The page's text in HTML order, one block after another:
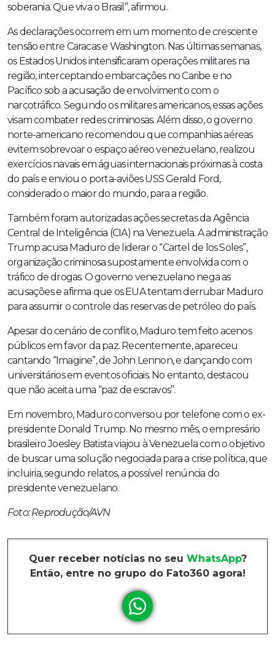
soberania. Que viva o Brasil”, afirmou.
As declarações ocorrem em um momento de crescente
tensão entre Caracas e Washington. Nas últimas semanas,
os Estados Unidos intensificaram operações militares na
região, interceptando embarcações no Caribe e no
Pacífico sob a acusação de envolvimento com o
narcotráfico. Segundo os militares americanos, essas ações
visam combater redes criminosas. Além disso, o governo
norte-americano recomendou que companhias aéreas
evitem sobrevoar o espaço aéreo venezuelano, realizou
exercícios navais em águas internacionais próximas à costa
do país e enviou o porta-aviões USS Gerald Ford,
considerado o maior do mundo, para a região.
Também foram autorizadas ações secretas da Agência
Central de Inteligência (CIA) na Venezuela. A administração
Trump acusa Maduro de liderar o “Cartel de los Soles”,
organização criminosa supostamente envolvida com o
tráfico de drogas. O governo venezuelano nega as
acusações e afirma que os EUA tentam derrubar Maduro
para assumir o controle das reservas de petróleo do país.
Apesar do cenário de conflito, Maduro tem feito acenos
públicos em favor da paz. Recentemente, apareceu
cantando “Imagine”, de John Lennon, e dançando com
universitários em eventos oficiais. No entanto, destacou
que não aceita uma “paz de escravos”.
Em novembro, Maduro conversou por telefone com o ex-
presidente Donald Trump. No mesmo mês, o empresário
brasileiro Joesley Batista viajou à Venezuela com o objetivo
de buscar uma solução negociada para a crise política, que
incluiria, segundo relatos, a possível renúncia do
presidente venezuelano.
Foto: Reprodução/AVN
Quer receber notícias no seu WhatsApp?
Então, entre no grupo do Fato360 agora!